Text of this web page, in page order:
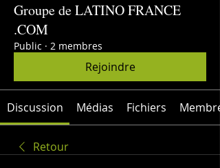
Groupe de LATINO FRANCE
.COM
Public · 2 membres
Rejoindre
Discussion Médias Fichiers
Retour